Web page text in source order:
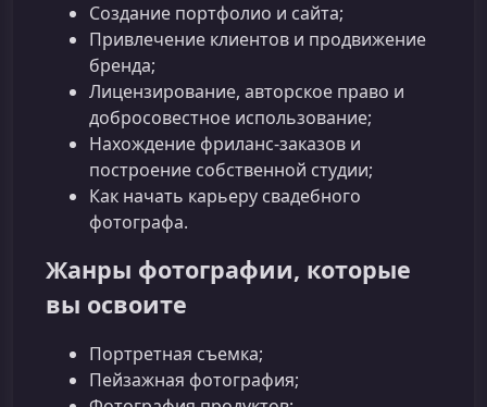
Создание портфолио и сайта;
Привлечение клиентов и продвижение
бренда;
Лицензирование, авторское право и
добросовестное использование;
Нахождение фриланс-заказов и
построение собственной студии;
Как начать карьеру свадебного
фотографа.
Жанры фотографии, которые
вы освоите
Портретная съемка;
Пейзажная фотография;